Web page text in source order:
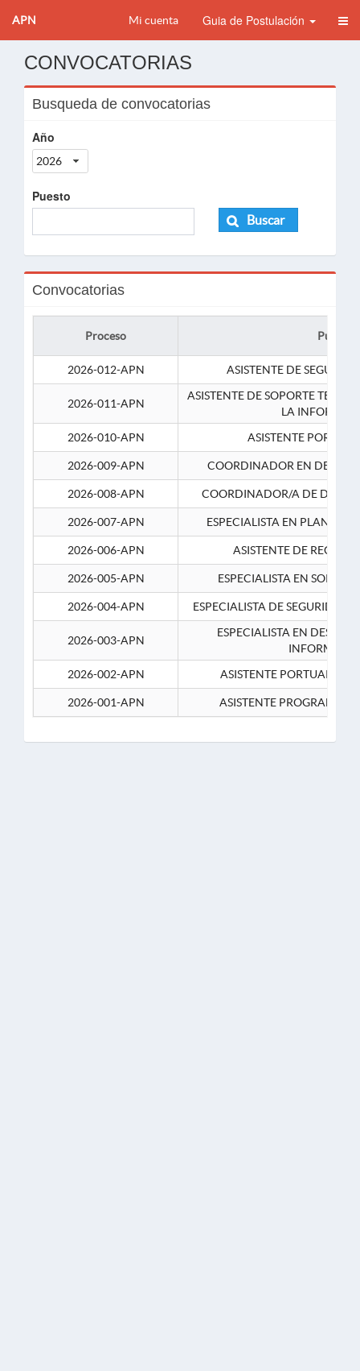
APN Mi cuenta Guia de Postulación
CONVOCATORIAS
Busqueda de convocatorias
Año
2026
Puesto
Buscar
Convocatorias
Proceso Puesto
2026-012-APN ASISTENTE DE
2026-011-APN
ASISTENTE DE SOPORTE
LA
2026-010-APN
ASISTENTE
2026-009-APN COORDINADOR EN
2026-008-APN COORDINADOR/A DE
2026-007-APN ESPECIALISTA EN
2026-006-APN ASISTENTE DE
2026-005-APN ESPECIALISTA EN
2026-004-APN ESPECIALISTA DE SEGURIDAD
2026-003-APN
ESPECIALISTA EN
2026-002-APN
ASISTENTE PORTUARIO 2-
2026-001-APN ASISTENTE